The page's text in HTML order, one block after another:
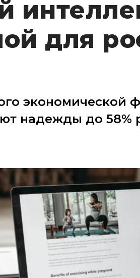
для
экономической
надежды до 58%